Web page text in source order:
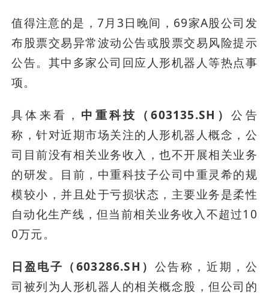
值得注意的是，7月3日晚间，69家A股公司发
布股票交易异常波动公告或股票交易风险提示
公告。其中多家公司回应人形机器人等热点事
项。
具体来看， 中重科技（603135.SH）公告
称，针对近期市场关注的人形机器人概念，公
司目前没有相关业务收入，也不开展相关业务
的研发。目前，中重科技子公司中重灵希的规
模较小，并且处于亏损状态，主要业务是柔性
自动化生产线，但当前相关业务收入不超过10
0万元。
日盈电子（603286.SH） 公告称，近期，公
司被列为人形机器人的相关概念股，但公司的